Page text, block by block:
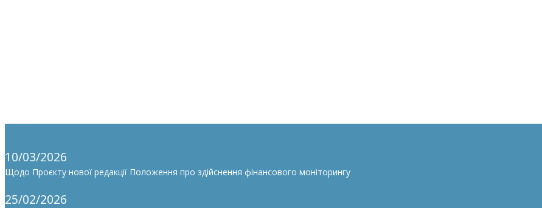
10/03/2026
Щодо Проєкту нової редакції Положення про здійснення фінансового моніторингу
25/02/2026